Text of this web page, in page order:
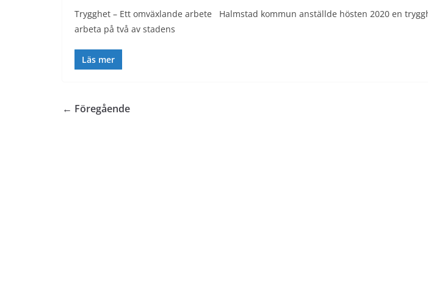
Trygghet – Ett omväxlande arbete Halmstad kommun anställde hösten 2020 en
arbeta på två av stadens
Läs mer
← Föregående